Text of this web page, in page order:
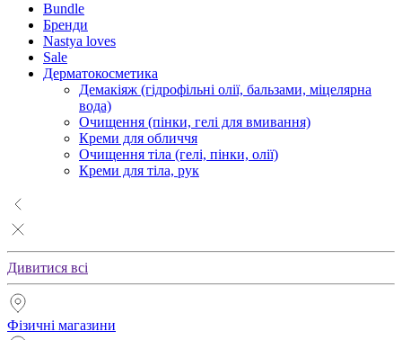
Bundle
Бренди
Nastya loves
Sale
Дерматокосметика
Демакіяж (гідрофільні олії, бальзами, міцелярна
вода)
Очищення (пінки, гелі для вмивання)
Креми для обличчя
Очищення тіла (гелі, пінки, олії)
Креми для тіла, рук
Дивитися всі
Фізичні магазини